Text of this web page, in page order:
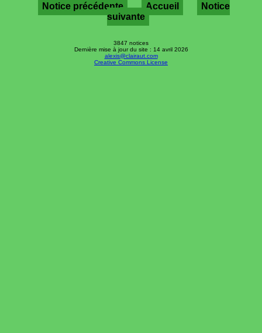
Notice précédente Accueil
Notice
suivante
3847 notices
Dernière mise à jour du site : 14 avril 2026
alexis@clairaut.com
Creative Commons License